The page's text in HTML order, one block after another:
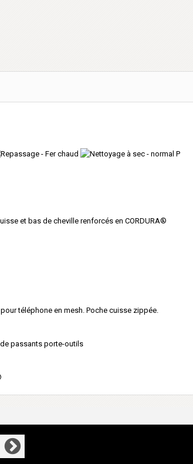
et bas de cheville renforcés en CORDURA®
téléphone en mesh. Poche cuisse zippée.
passants porte-outils